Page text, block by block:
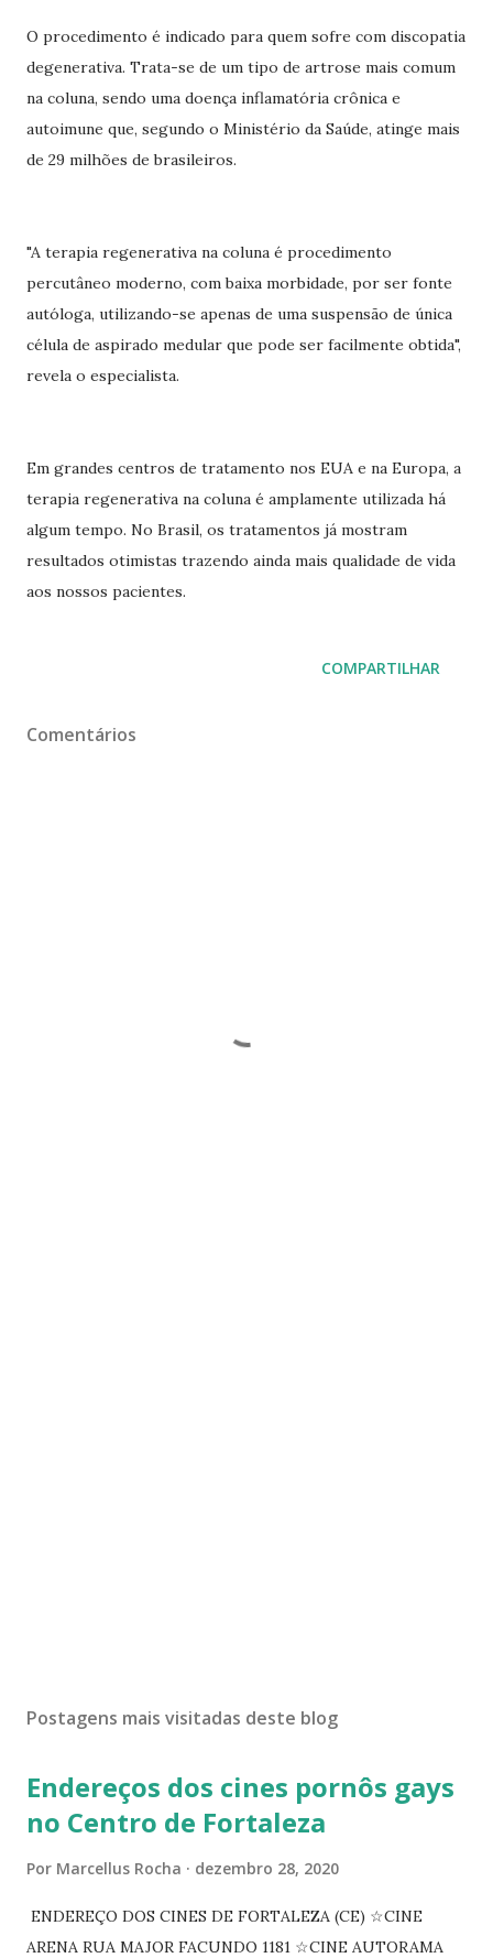
O procedimento é indicado para quem sofre com discopatia
degenerativa. Trata-se de um tipo de artrose mais comum
na coluna, sendo uma doença inflamatória crônica e
autoimune que, segundo o Ministério da Saúde, atinge mais
de 29 milhões de brasileiros.
"A terapia regenerativa na coluna é procedimento
percutâneo moderno, com baixa morbidade, por ser fonte
autóloga, utilizando-se apenas de uma suspensão de única
célula de aspirado medular que pode ser facilmente obtida",
revela o especialista.
Em grandes centros de tratamento nos EUA e na Europa, a
terapia regenerativa na coluna é amplamente utilizada há
algum tempo. No Brasil, os tratamentos já mostram
resultados otimistas trazendo ainda mais qualidade de vida
aos nossos pacientes.
COMPARTILHAR
Comentários
Postagens mais visitadas deste blog
Endereços dos cines pornôs gays
no Centro de Fortaleza
Por Marcellus Rocha dezembro 28, 2020
ENDEREÇO DOS CINES DE FORTALEZA (CE) ☆CINE
ARENA RUA MAJOR FACUNDO 1181 ☆CINE AUTORAMA